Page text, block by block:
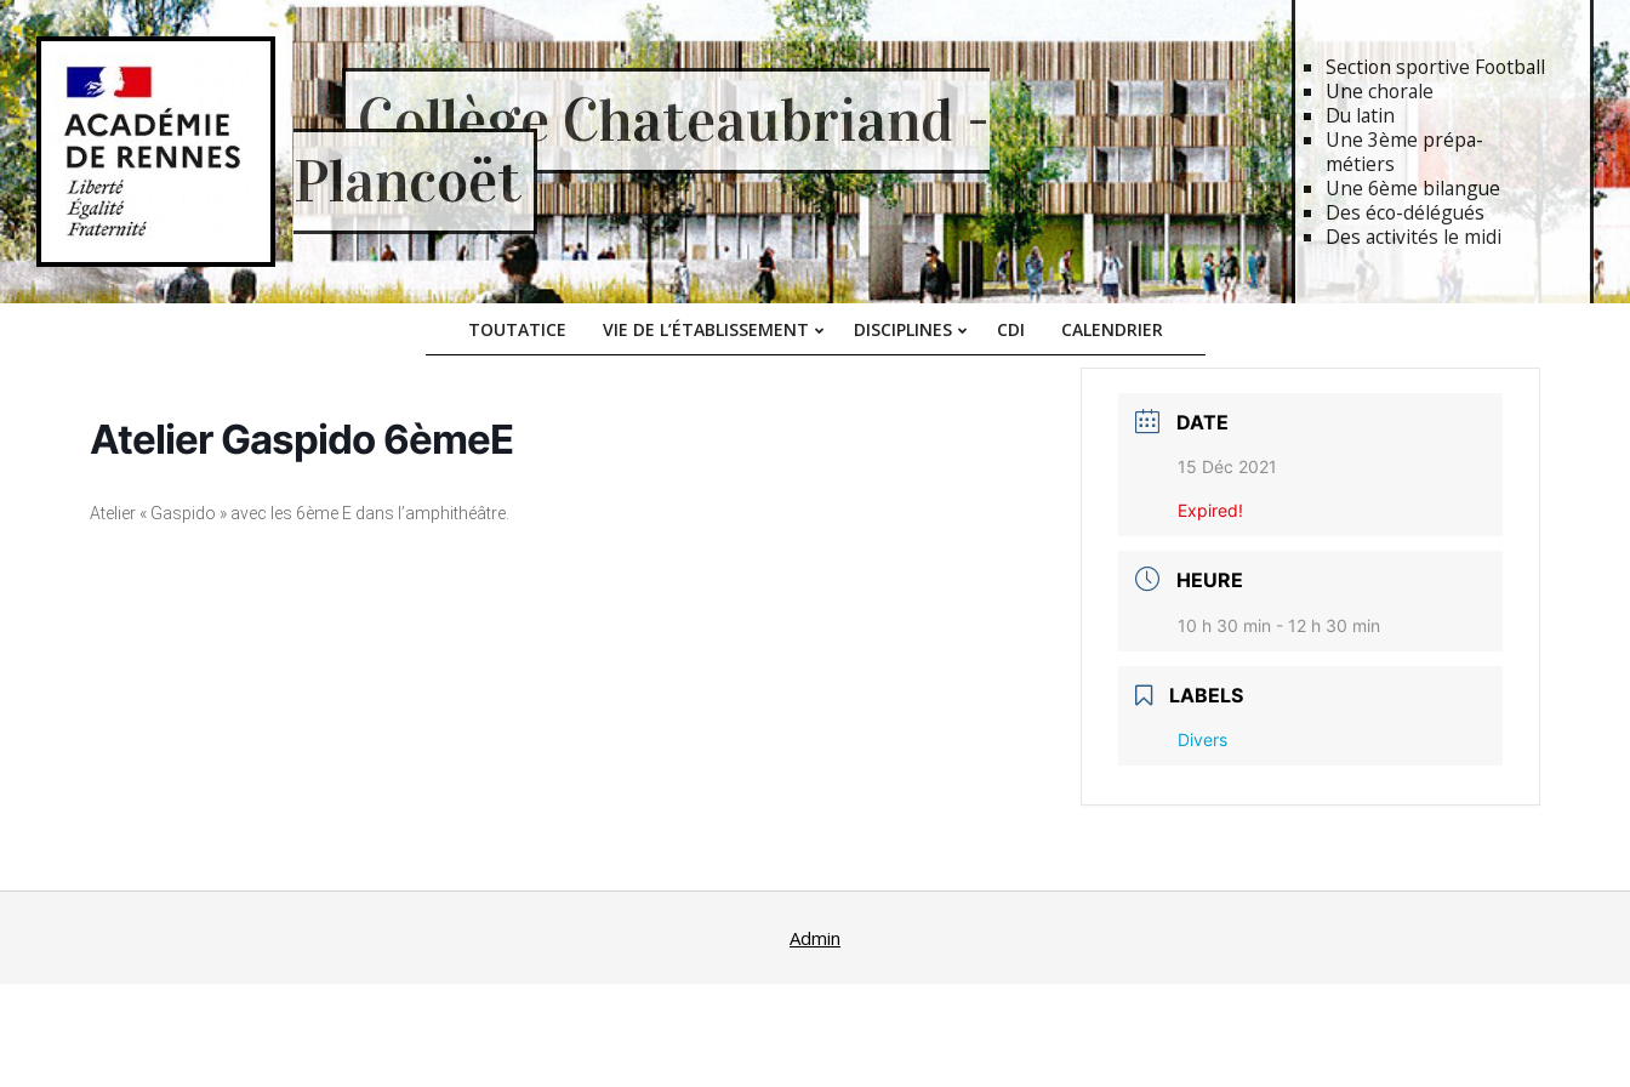
Skip
to
content
Collège Chateaubriand -
Plancoët
Section sportive Football
Une chorale
Du latin
Une 3ème prépa-
métiers
Une 6ème bilangue
Des éco-délégués
Des activités le midi
Primary
TOUTATICE VIE DE L’ÉTABLISSEMENT DISCIPLINES CDI CALENDRIER
Atelier Gaspido 6èmeE
Atelier « Gaspido » avec les 6ème E dans l’amphithéâtre.
DATE
15 Déc 2021
Expired!
HEURE
10 h 30 min - 12 h 30 min
LABELS
Divers
Admin